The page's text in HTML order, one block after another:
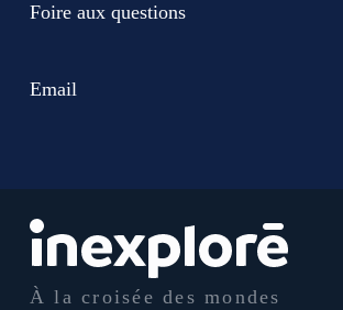
À la croisée des mondes
Foire aux questions
Email